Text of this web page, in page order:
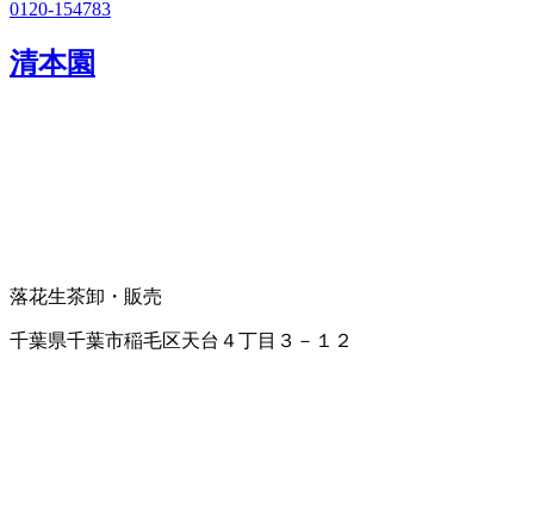
0120-154783
清本園
落花生茶卸・販売
千葉県千葉市稲毛区天台４丁目３－１２